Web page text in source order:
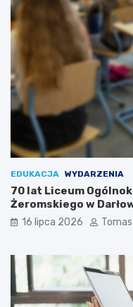
EDUKACJA WYDARZENIA
70 lat Liceum
Żeromskiego w
16 lipca 2026